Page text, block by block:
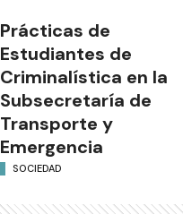
Prácticas de
Estudiantes de
Criminalística en la
Subsecretaría de
Transporte y
Emergencia
SOCIEDAD